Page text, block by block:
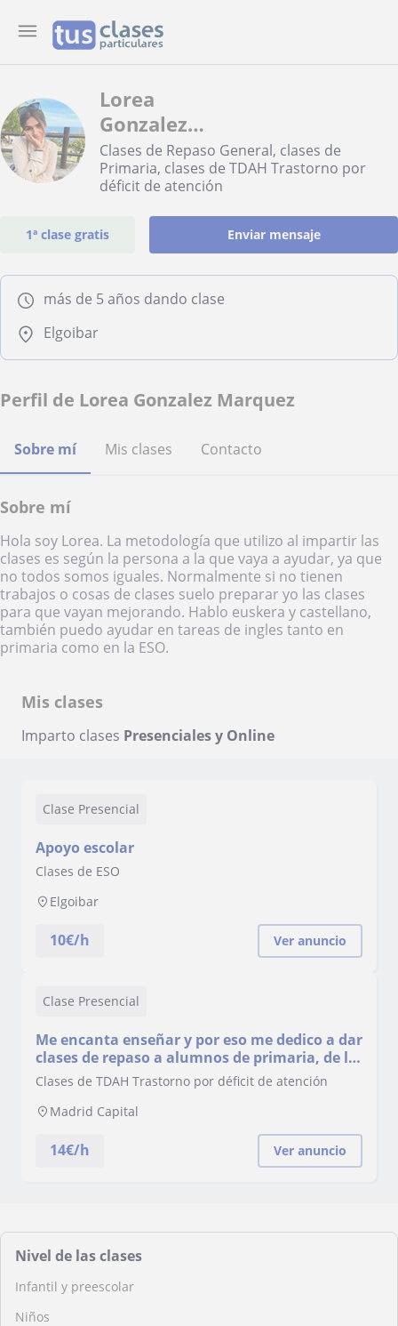
Lorea
Gonzalez
Marquez
Clases de Repaso General, clases de
Primaria, clases de TDAH Trastorno por
déficit de atención
1ª clase gratis Enviar mensaje
más de 5 años dando clase
Elgoibar
Perfil de Lorea Gonzalez Marquez
Sobre mí Mis clases Contacto
Sobre mí
Hola soy Lorea. La metodología que utilizo al impartir las
clases es según la persona a la que vaya a ayudar, ya que
no todos somos iguales. Normalmente si no tienen
trabajos o cosas de clases suelo preparar yo las clases
para que vayan mejorando. Hablo euskera y castellano,
también puedo ayudar en tareas de ingles tanto en
primaria como en la ESO.
Mis clases
Imparto clases Presenciales y Online
Clase Presencial
Apoyo escolar
Clases de ESO
Elgoibar
10€/h Ver anuncio
Clase Presencial
Me encanta enseñar y por eso me dedico a dar
clases de repaso a alumnos de primaria, de la
ESO o universitarios. Cuéntame cuáles son
tus necesidades: ¿Partes desde 0? ¿Necesitas
refrescar? ¿Las clases son para tus hijos? Te
Clases de TDAH Trastorno por déficit de atención
Madrid Capital
14€/h Ver anuncio
Nivel de las clases
Infantil y preescolar
Niños